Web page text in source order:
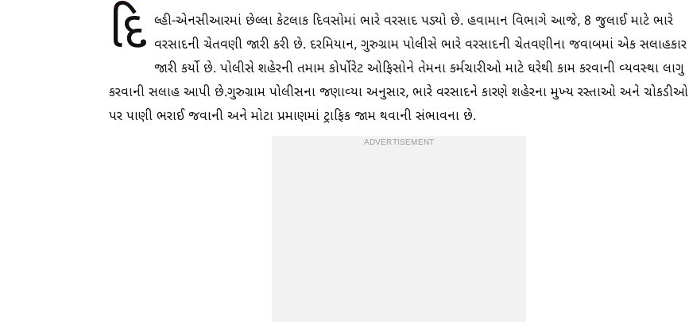
દિ લ્હી-એનસીઆરમાં છેલ્લા કેટલાક દિવસોમાં ભારે વરસાદ પડ્યો છે. હવામાન વિભાગે આજે, 8 જુલાઈ માટે ભારે
વરસાદની ચેતવણી જારી કરી છે. દરમિયાન, ગુરુગ્રામ પોલીસે ભારે વરસાદની ચેતવણીના જવાબમાં એક સલાહકાર
જારી કર્યો છે. પોલીસે શહેરની તમામ કોર્પોરેટ ઓફિસોને તેમના કર્મચારીઓ માટે ઘરેથી કામ કરવાની વ્યવસ્થા લાગુ
કરવાની સલાહ આપી છે.ગુરુગ્રામ પોલીસના જણાવ્યા અનુસાર, ભારે વરસાદને કારણે શહેરના મુખ્ય રસ્તાઓ અને ચોકડીઓ
પર પાણી ભરાઈ જવાની અને મોટા પ્રમાણમાં ટ્રાફિક જામ થવાની સંભાવના છે.
ADVERTISEMENT